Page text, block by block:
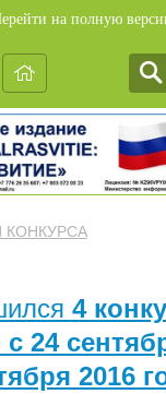
на полную
КОНКУРСА
4
24
2016